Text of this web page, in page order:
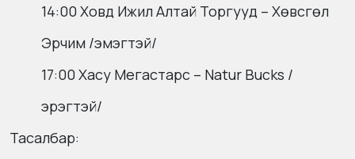
14:00 Ховд Ижил Алтай Торгууд – Хөвсгөл
Эрчим /эмэгтэй/
17:00 Хасу Мегастарс – Natur Bucks /
эрэгтэй/
Тасалбар: